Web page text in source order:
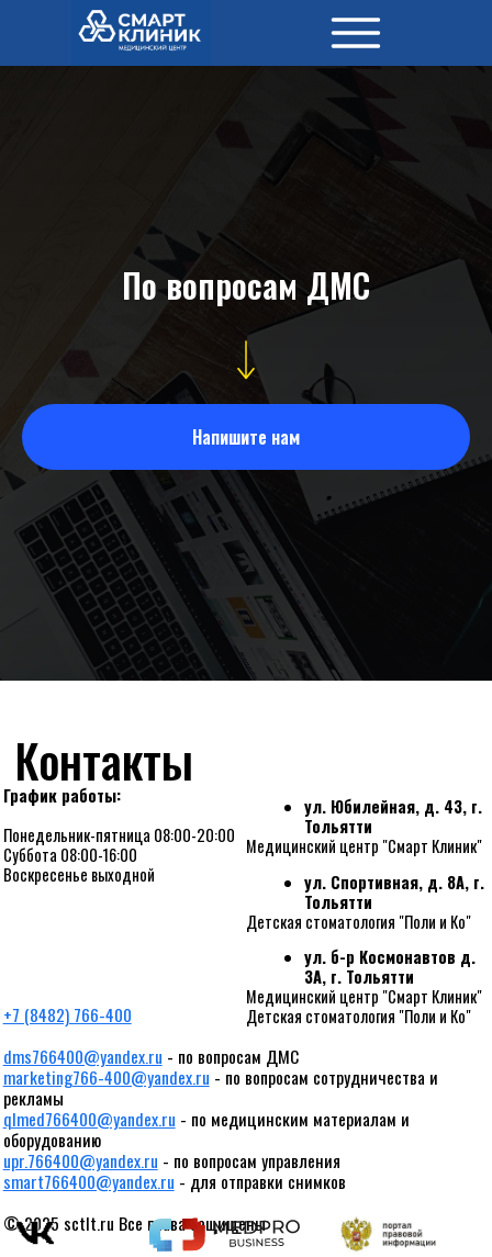
По вопросам ДМС
Напишите нам
График работы:
Понедельник-пятница 08:00-20:00
Суббота 08:00-16:00
Воскресенье выходной
Контакты
+7 (8482) 766-400
dms766400@yandex.ru
- по вопросам сотрудничества и
рекламы
qlmed766400@yandex.ru- по медицинским материалам и
оборудованию
upr.766400@yandex.ru- по вопросам управления
ул. Юбилейная, д. 43, г.
Тольятти
Медицинский центр "Смарт Клиник"
ул. Спортивная, д. 8А, г.
Тольятти
Медицинский центр "Смарт Клиник"